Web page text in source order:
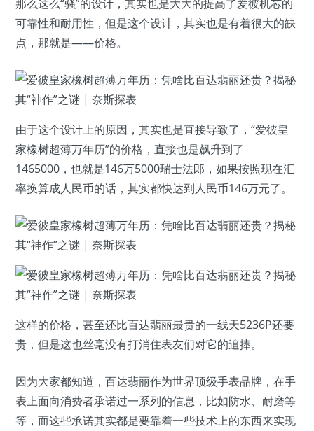
那么这么“骚”的设计，其实也是大大的提高了爱彼机芯的
可靠性和耐用性，但是这个设计，其实也是有着很大的缺
点，那就是——价格。
由于这个设计上的原因，其实也是直接导致了，“爱彼皇
家橡树超薄万年历”的价格，直接也是飙升到了
1465000，也就是146万5000瑞士法郎，如果按照现在汇
率换算成人民币的话，其实都快达到人民币146万元了。
这样的价格，甚至还比百达翡丽最贵的一线天5236P还要
贵，但是这也丝毫没有打消住表友们对它的追捧。
因为大家都知道，百达翡丽作为世界顶级手表品牌，在手
表上面向消费者承诺过一系列的信息，比如防水、耐磨等
等，而这些承诺其实都是要靠着一些技术上的东西来实现